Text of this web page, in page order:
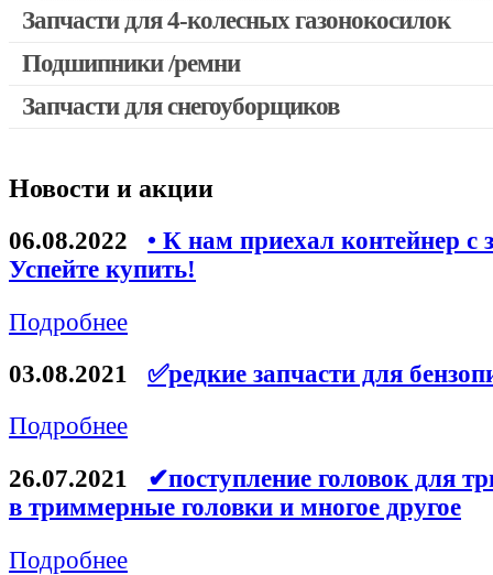
Запчасти для 4-колесных газонокосилок
Подшипники /ремни
Запчасти для снегоуборщиков
Новости и акции
06.08.2022
• К нам приехал контейнер с
Успейте купить!
Подробнее
03.08.2021
✅редкие запчасти для
Подробнее
26.07.2021
✔поступление головок для
в триммерные головки и многое другое
Подробнее